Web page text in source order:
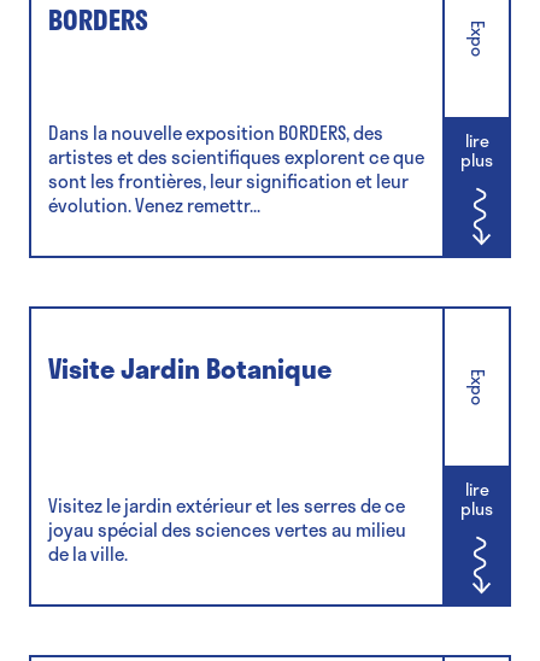
BORDERS
Dans la nouvelle exposition BORDERS, des
artistes et des scientifiques explorent ce que
sont les frontières, leur signification et leur
évolution. Venez remettr...
Expo
lire
plus
Visite Jardin Botanique
Visitez le jardin extérieur et les serres de ce
joyau spécial des sciences vertes au milieu
de la ville.
Expo
lire
plus